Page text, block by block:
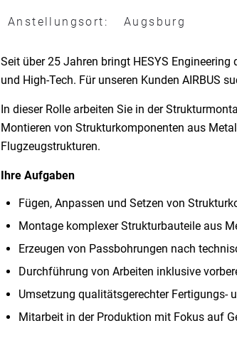
Anstellungsort: Augsburg
Seit über 25 Jahren bringt HESYS
und High-Tech. Für unseren Kunden AIRBUS
In dieser Rolle arbeiten Sie in der
Montieren von Strukturkomponenten aus
Flugzeugstrukturen.
Ihre Aufgaben
Fügen, Anpassen und Setzen von
Montage komplexer Strukturbauteile aus
Erzeugen von Passbohrungen nach
Durchführung von Arbeiten inklusive
Umsetzung qualitätsgerechter Fertigungs-
Mitarbeit in der Produktion mit Fokus auf